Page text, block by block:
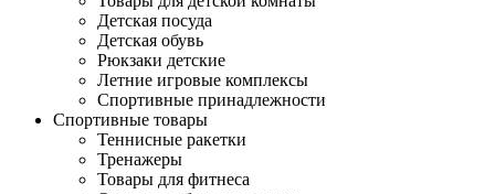
Детская посуда
Детская обувь
Рюкзаки детские
Летние игровые комплексы
Спортивные принадлежности
Спортивные товары
Теннисные ракетки
Тренажеры
Товары для фитнеса